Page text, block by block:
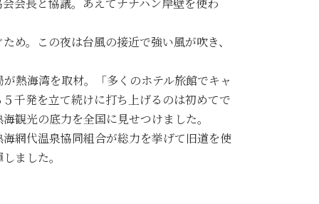
め。この夜は台風の接近で強い風が吹き、
熱海湾を取材。「多くのホテル旅館でキャ
千発を立て続けに打ち上げるのは初めてで
観光の底力を全国に見せつけました。
網代温泉協同組合が総力を挙げて旧道を使
ました。